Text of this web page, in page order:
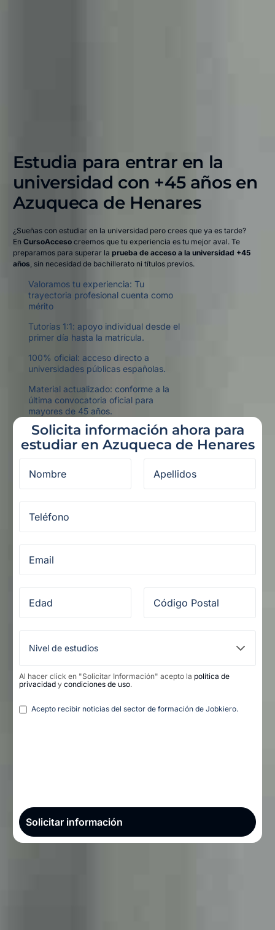
Estudia para entrar en la
universidad con +45 años en
Azuqueca de Henares​
¿Sueñas con estudiar en la universidad pero crees que ya es tarde?
En CursoAccesocreemos que tu experiencia es tu mejor aval. Te
preparamos para superar la prueba de acceso a la universidad +45
años, sin necesidad de bachillerato ni títulos previos.
Valoramos tu experiencia: Tu
trayectoria profesional cuenta como
mérito
Tutorías 1:1: apoyo individual desde el
primer día hasta la matrícula.
100% oficial: acceso directo a
universidades públicas españolas.
Material actualizado: conforme a la
última convocatoria oficial para
mayores de 45 años.
Solicita información ahora para
estudiar en Azuqueca de Henares
Al hacer click en "Solicitar Información" acepto la política de
privacidad y condiciones de uso.
Legal
Acepto recibir noticias del sector de formación de Jobkiero.